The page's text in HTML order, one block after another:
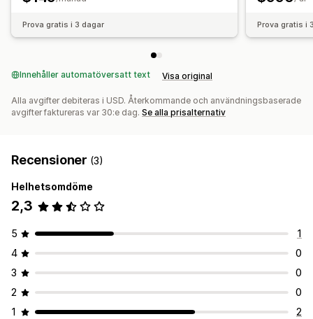
Prova gratis i 3 dagar Prova gratis i
Innehåller automatöversatt text Visa original
Alla avgifter debiteras i USD. Återkommande och användningsbaserade
avgifter faktureras var 30:e dag. Se alla prisalternativ
Recensioner (3)
Helhetsomdöme
2,3
5
1
4
0
3
0
2
0
1
2